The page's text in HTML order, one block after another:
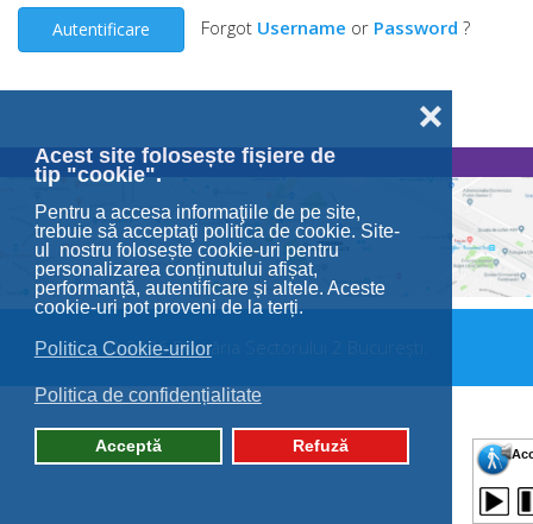
Acest site folosește fișiere de
tip "cookie".
Pentru a accesa informaţiile de pe site,
trebuie să acceptaţi politica de cookie. Site-
ul nostru folosește cookie-uri pentru
personalizarea conținutului afișat,
performanță, autentificare și altele. Aceste
cookie-uri pot proveni de la terți.
Politica Cookie-urilor
Politica de confidențialitate
Acceptă Refuză
❌
Autentificare Forgot Username or Password ?
© 2026 Primăria Sectorului 2 București.